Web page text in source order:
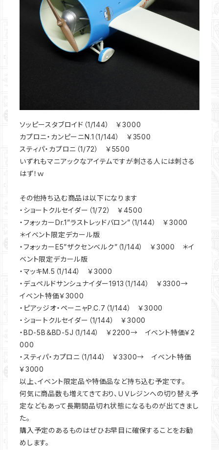
ソッピースタブロイド（1/144） ￥3000
カプロニ・カンピーニN.1（1/144） ￥3500
スティパ・カプロニ（1/72） ￥5500
いずれもマニアックなアイテムですが刺さる人には刺さる
はず！ｗ
その他持ち込む商品は以下になります
・ショートクルセイダー（1/72） ￥4500
・フォッカーDr.1”ラストレッドバロン”（1/144） ￥3000
＊イベント限定デカール版
・フォッカーE5”ザクセンベルク”（1/144） ￥3000 ＊イ
ベント限定デカール版
・マッキM.5（1/144） ￥3000
・デュペルドサンシュナイダー1913（1/144） ￥3300→
イベント特価￥3000
・ピアッジオ・ペーニャP.C.7（1/144） ￥3000
・ショートクルセイダー（1/144） ￥3000
・BD-5B＆BD-5J（1/144） ￥2200→ イベント特価￥2
000
・スティパ・カプロニ（1/144） ￥3300→ イベント特価
￥3000
以上、イベント限定品や特価品など持ち込む予定です。
何気に商品数も増えてきており、ＵＶレジンへの切り替え予
定などもあって長期間品切れ状態になるものが出てきまし
た。
購入予定のあるものはぜひお早目に確保することをお勧
めします。